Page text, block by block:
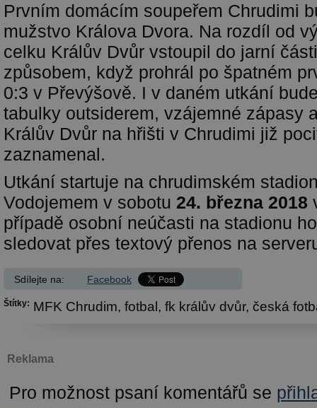
Prvním domácím soupeřem Chrudimi
mužstvo Králova Dvora. Na rozdíl od
celku Králův Dvůr vstoupil do jarní
způsobem, když prohrál po špatném
0:3 v Převýšově. I v daném utkání
tabulky outsiderem, vzájemné zápasy
Králův Dvůr na hřišti v Chrudimi již
zaznamenal.
Utkání startuje na chrudimském
Vodojemem v sobotu 24. března 2018
případě osobní neúčasti na stadionu
sledovat přes textový přenos na
Sdílejte na: Facebook
Štítky: MFK Chrudim, fotbal, fk králův dvůr, česká
Reklama
Pro možnost psaní komentářů se